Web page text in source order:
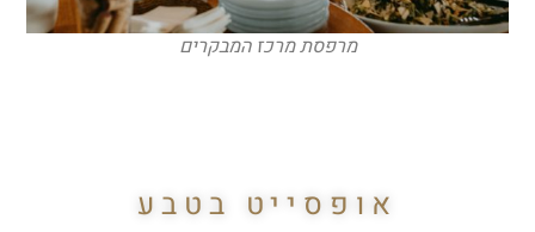
מרפסת מרכז המבקרים
אופסייט בטבע